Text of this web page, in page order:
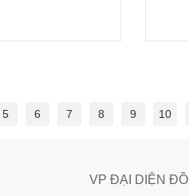
5 6 7 8 9 10
VP ĐẠI DIỆN